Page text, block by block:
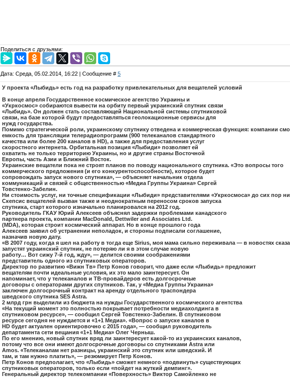
Поделиться с друзьями:
Дата: Среда, 05.02.2014, 16:22 | Сообщение # 5
У проекта «Лыбидь» есть год на разработку привлекательных для вещателей условий
В конце апреля Государственное космическое агентство Украины и
«Укркосмос» собираются вывести на орбиту первый украинский спутник связи
«Лыбидь». Он должен стать составляющей Национальной системы спутниковой
связи, на базе которой будут предоставляться геолокационные сервисы для
нужд государства.
Помимо стратегической роли, украинскому спутнику отведена и коммерческая функция: компании
емкость для трансляции телерадиопрограмм (900 телеканалов стандартного
качества или более 200 каналов в HD), а также для предоставления услуг
скоростного интернета. Орбитальная позиция «Лыбиди» позволяет ей
охватить не только территорию Украины, но и другие страны Восточной
Европы, часть Азии и Ближний Восток.
Украинские вещатели пока не строят планов по поводу национального спутника. «Это вопросы того
коммерческого предложения (и его конкурентоспособности), которое будет
сопровождать запуск нового спутника», — объясняет начальник отдела
коммуникаций и связей с общественностью «Медиа Группы Украина» Сергей
Товстенко-Забелин.
Ни стоимость услуг, ни точные спецификации «Лыбиди» представителями «Укркосмоса» до сих пор
Скепсис вещателей вызван также и неоднократным переносом сроков запуска
спутника, старт которого изначально планировался на 2012 год.
Руководитель ГКАУ Юрий Алексеев объяснял задержки проблемами канадского
партнера проекта, компании MacDonald, Dettwiler and Associates Ltd.
(MDA), которая строит космический аппарат. Но в конце прошлого года
Алексеев заявил об устранении неполадок, и стороны подписали соглашение,
назначив новую дату.
«В 2007 году, когда я шел на работу в тогда еще Sirius, моя мама сильно переживала — в новостях
запустят украинский спутник, не потеряю ли я в этом случае новую
работу… Вот сижу 7‑й год, жду», — делится своими соображениями
представитель одного из спутниковых операторов.
Директор по развитию «Вижн Тв» Петр Конов говорит, что даже если «Лыбидь» предложит
вещателям почти идеальные условия, их это мало заинтересует. Он
напоминает, что у телеканалов и ТВ-провайдеров есть долгосрочные
договоры с операторами других спутников. Так, у «Медиа Группы Украина»
заключен долгосрочный контракт на аренду отдельного траспондера
шведского спутника SES Astra.
2 млрд грн выделили из бюджета на нужды Государственного космического агентства
«На текущий момент это полностью покрывает потребности медиахолдинга в
спутниковом ресурсе», — сообщил Сергей Товстенко-Забелин. В спутниковом
ресурсе сегодня не нуждается и «1+1 Медиа». «Вопрос о запуске каналов в
HD будет актуален ориентировочно с 2015 года», — сообщил руководитель
департамента сети вещания «1+1 Медиа» Олег Черныш.
По его мнению, новый спутник вряд ли заинтересует какой‑то из украинских каналов,
потому что все они имеют долгосрочные договоры со спутниками Astra или
Amos. «Телеканалам нет разницы, украинский это спутник или шведский. И
там, и там нужно платить», — резюмирует Петр Конов.
Петр Конов предполагает, что «Лыбидь» сможет немного «подвинуть» существующих
спутниковых операторов, только если «пойдет на жуткий демпинг».
Генеральный директор телекомпании «Поверхность» Виктор Самойленко не